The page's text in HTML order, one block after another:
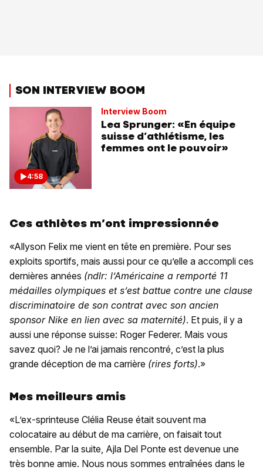
SON INTERVIEW BOOM
4:58
Interview Boom
Lea Sprunger: «En équipe
suisse d’athlétisme, les
femmes ont le pouvoir»
Ces athlètes m’ont impressionnée
«Allyson Felix me vient en tête en première. Pour ses
exploits sportifs, mais aussi pour ce qu’elle a accompli ces
dernières années (ndlr: l’Américaine a remporté 11
médailles olympiques et s’est battue contre une clause
discriminatoire de son contrat avec son ancien
sponsor Nike en lien avec sa maternité). Et puis, il y a
aussi une réponse suisse: Roger Federer. Mais vous
savez quoi? Je ne l’ai jamais rencontré, c’est la plus
grande déception de ma carrière (rires forts).»
Mes meilleurs amis
«L’ex-sprinteuse Clélia Reuse était souvent ma
colocataire au début de ma carrière, on faisait tout
ensemble. Par la suite, Ajla Del Ponte est devenue une
très bonne amie. Nous nous sommes entraînées dans le